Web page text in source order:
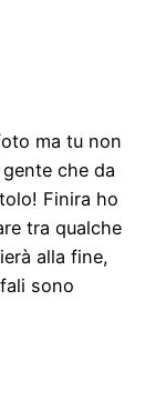
ma tu non
che da
Finira ho
tra qualche
alla fine,
sono